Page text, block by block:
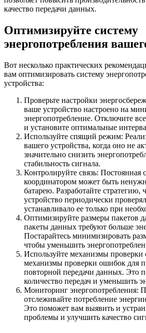
качество передачи данных.
Оптимизируйте систему
энергопотребления
Вот несколько практических
вам оптимизировать систему
устройства:
Проверьте настройки
ваше устройство настроено на
энергопотребление. Отключите
и установите оптимальные
Используйте спящий режим:
вашего устройства, когда оно не
значительно снизить
стабильность сигнала.
Контролируйте связь: Постоянная
координатором может быть
батарею. Разработайте стратегию,
устройство периодически
устанавливало ее только при
Оптимизируйте размеры пакетов
пакеты данных требуют больше
Постарайтесь минимизировать
чтобы уменьшить
Используйте механизмы
механизмы проверки ошибок для
повторной передачи данных. Это
количество передач и уменьшить
Мониторинг энергопотребления:
отслеживайте потребление
Это поможет вам выявить и
проблемы и улучшить качество